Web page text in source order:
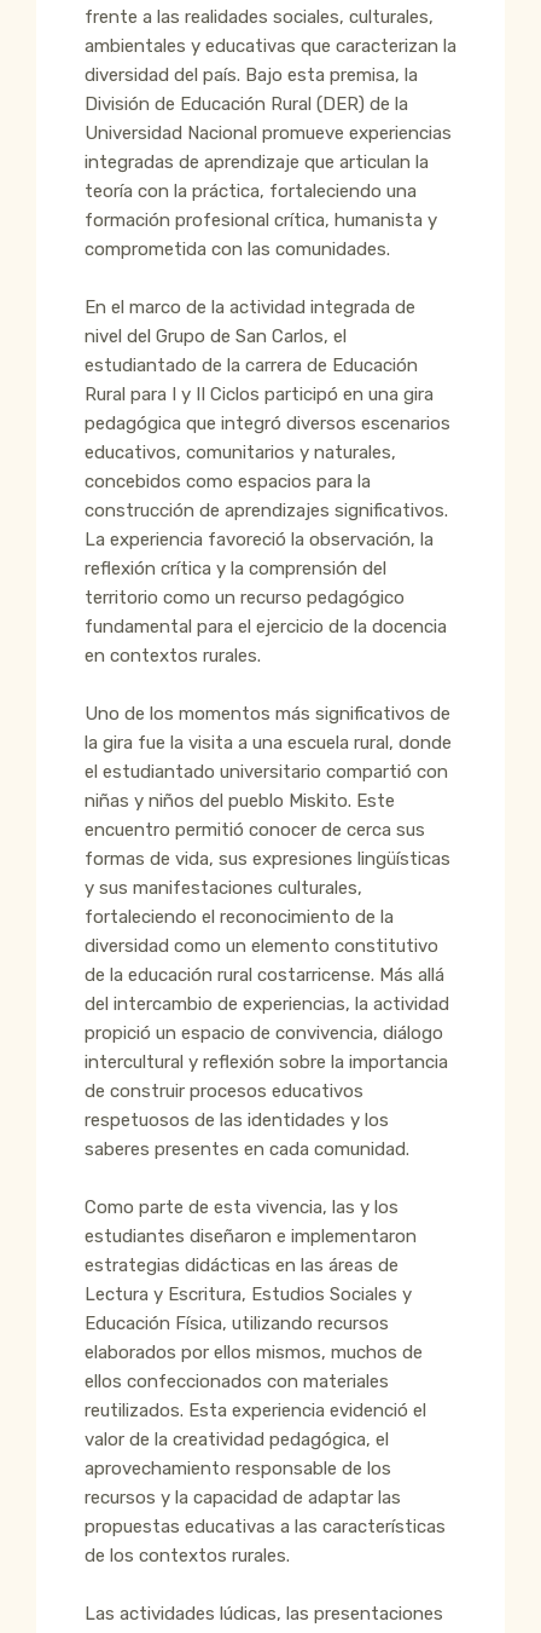
frente a las realidades sociales, culturales,
ambientales y educativas que caracterizan la
diversidad del país. Bajo esta premisa, la
División de Educación Rural (DER) de la
Universidad Nacional promueve experiencias
integradas de aprendizaje que articulan la
teoría con la práctica, fortaleciendo una
formación profesional crítica, humanista y
comprometida con las comunidades.
En el marco de la actividad integrada de
nivel del Grupo de San Carlos, el
estudiantado de la carrera de Educación
Rural para I y II Ciclos participó en una gira
pedagógica que integró diversos escenarios
educativos, comunitarios y naturales,
concebidos como espacios para la
construcción de aprendizajes significativos.
La experiencia favoreció la observación, la
reflexión crítica y la comprensión del
territorio como un recurso pedagógico
fundamental para el ejercicio de la docencia
en contextos rurales.
Uno de los momentos más significativos de
la gira fue la visita a una escuela rural, donde
el estudiantado universitario compartió con
niñas y niños del pueblo Miskito. Este
encuentro permitió conocer de cerca sus
formas de vida, sus expresiones lingüísticas
y sus manifestaciones culturales,
fortaleciendo el reconocimiento de la
diversidad como un elemento constitutivo
de la educación rural costarricense. Más allá
del intercambio de experiencias, la actividad
propició un espacio de convivencia, diálogo
intercultural y reflexión sobre la importancia
de construir procesos educativos
respetuosos de las identidades y los
saberes presentes en cada comunidad.
Como parte de esta vivencia, las y los
estudiantes diseñaron e implementaron
estrategias didácticas en las áreas de
Lectura y Escritura, Estudios Sociales y
Educación Física, utilizando recursos
elaborados por ellos mismos, muchos de
ellos confeccionados con materiales
reutilizados. Esta experiencia evidenció el
valor de la creatividad pedagógica, el
aprovechamiento responsable de los
recursos y la capacidad de adaptar las
propuestas educativas a las características
de los contextos rurales.
Las actividades lúdicas, las presentaciones